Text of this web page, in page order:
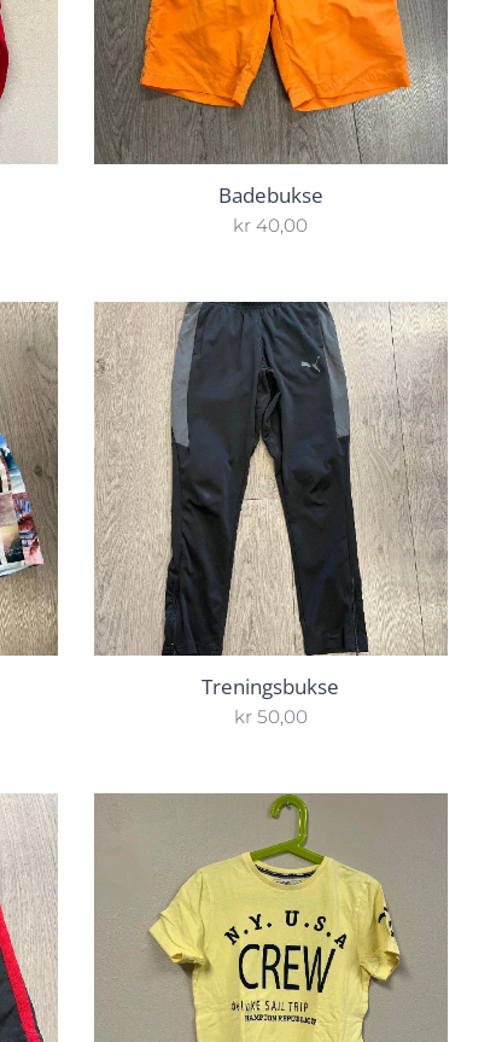
Badebukse
kr40,00
Treningsbukse
kr 50,00